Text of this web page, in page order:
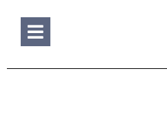
Hamburger Toggle Menu